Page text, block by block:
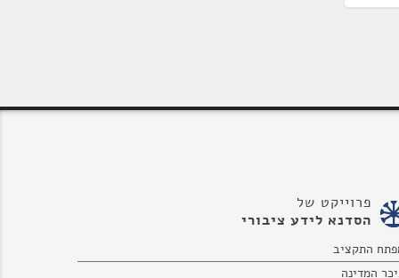
פרוייקט של
הסדנא לידע ציבורי
התקציב
המדינה